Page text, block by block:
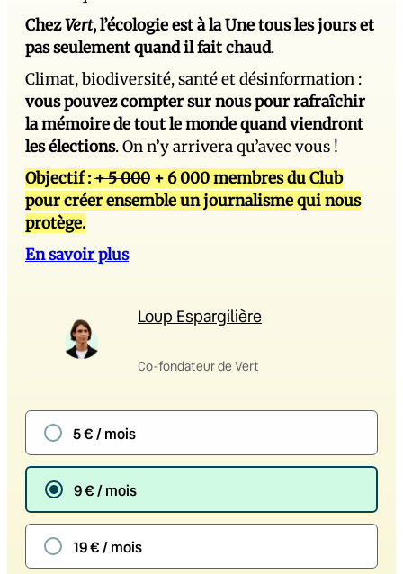
ChezVert, l’écologie est à la Une tous les jours et
pas seulement quand il fait chaud.
Climat, biodiversité, santé et désinformation :
vous pouvez compter sur nous pour rafraîchir
la mémoire de tout le monde quand viendront
les élections. On n’y arrivera qu’avec vous !
Objectif :+ 5 000 + 6 000 membres du Club
pour créer ensemble un journalisme qui nous
protège.
En savoir plus
Loup Espargilière
Co-fondateur de Vert
5 € / mois
9 € / mois
19 € / mois